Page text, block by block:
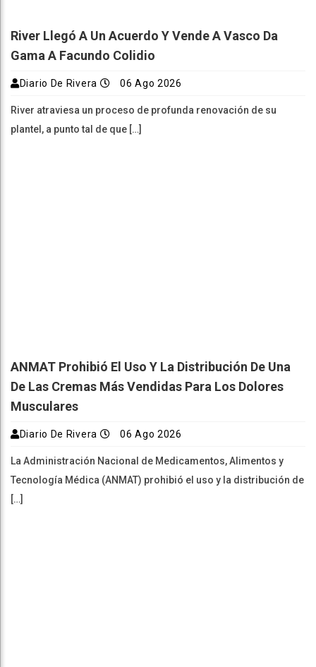
River Llegó A Un Acuerdo Y Vende A Vasco Da
Gama A Facundo Colidio
Diario De Rivera 06 Ago 2026
River atraviesa un proceso de profunda renovación de su
plantel, a punto tal de que […]
ANMAT Prohibió El Uso Y La Distribución De Una
De Las Cremas Más Vendidas Para Los Dolores
Musculares
Diario De Rivera 06 Ago 2026
La Administración Nacional de Medicamentos, Alimentos y
Tecnología Médica (ANMAT) prohibió el uso y la distribución de
[…]